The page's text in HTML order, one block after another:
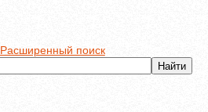
Расширенный поиск